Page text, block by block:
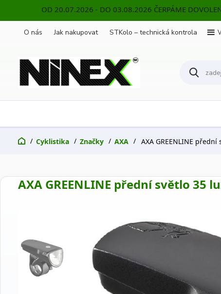
OD 20.07.2026 - DO 03.08.2026 ČERPÁME
O nás Jak nakupovat STKolo – technická kontrola
Cyklistika Značky AXA AXA GREENLINE
AXA GREENLINE přední světlo